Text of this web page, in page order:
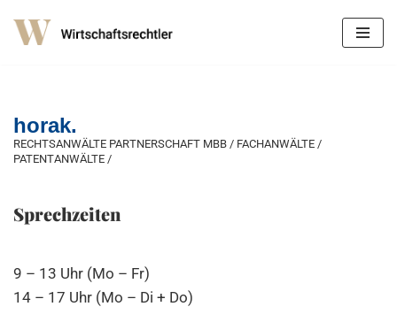
Zum
horak.
RECHTSANWÄLTE PARTNERSCHAFT MBB / FACHANWÄLTE /
PATENTANWÄLTE /
Sprechzeiten
9 – 13 Uhr (Mo – Fr)
14 – 17 Uhr (Mo – Di + Do)